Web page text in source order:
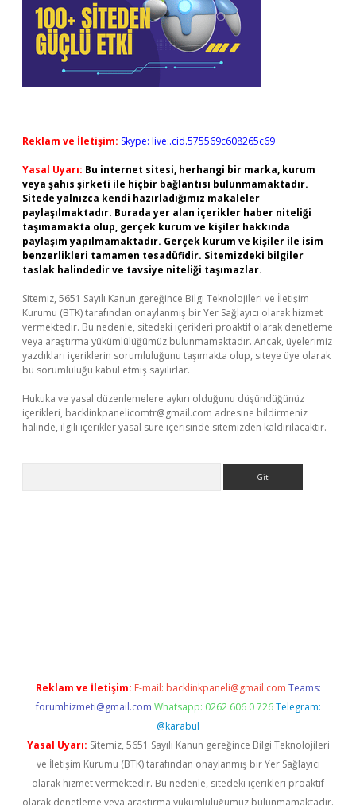
Reklam ve İletişim: Skype: live:.cid.575569c608265c69
Yasal Uyarı: Bu internet sitesi, herhangi bir marka, kurum
veya şahıs şirketi ile hiçbir bağlantısı bulunmamaktadır.
Sitede yalnızca kendi hazırladığımız makaleler
paylaşılmaktadır. Burada yer alan içerikler haber niteliği
taşımamakta olup, gerçek kurum ve kişiler hakkında
paylaşım yapılmamaktadır. Gerçek kurum ve kişiler ile isim
benzerlikleri tamamen tesadüfidir. Sitemizdeki bilgiler
taslak halindedir ve tavsiye niteliği taşımazlar.
Sitemiz, 5651 Sayılı Kanun gereğince Bilgi Teknolojileri ve İletişim
Kurumu (BTK) tarafından onaylanmış bir Yer Sağlayıcı olarak hizmet
vermektedir. Bu nedenle, sitedeki içerikleri proaktif olarak denetleme
veya araştırma yükümlülüğümüz bulunmamaktadır. Ancak, üyelerimiz
yazdıkları içeriklerin sorumluluğunu taşımakta olup, siteye üye olarak
bu sorumluluğu kabul etmiş sayılırlar.
Hukuka ve yasal düzenlemelere aykırı olduğunu düşündüğünüz
içerikleri, backlinkpanelicomtr@gmail.com adresine bildirmeniz
halinde, ilgili içerikler yasal süre içerisinde sitemizden kaldırılacaktır.
Reklam ve İletişim: E-mail: backlinkpaneli@gmail.com Teams:
forumhizmeti@gmail.com Whatsapp: 0262 606 0 726 Telegram:
@karabul
Yasal Uyarı: Sitemiz, 5651 Sayılı Kanun gereğince Bilgi Teknolojileri
ve İletişim Kurumu (BTK) tarafından onaylanmış bir Yer Sağlayıcı
olarak hizmet vermektedir. Bu nedenle, sitedeki içerikleri proaktif
olarak denetleme veya araştırma yükümlülüğümüz bulunmamaktadır.